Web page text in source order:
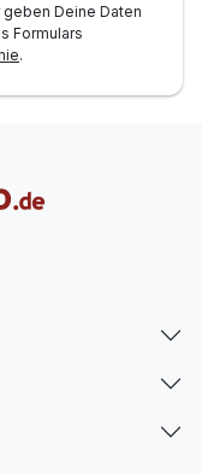
Deine Daten
Formulars
.